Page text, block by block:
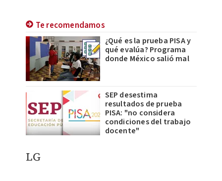
Te recomendamos
¿Qué es la prueba PISA y
qué evalúa? Programa
donde México salió mal
SEP desestima
resultados de prueba
PISA: "no considera
condiciones del trabajo
docente"
LG